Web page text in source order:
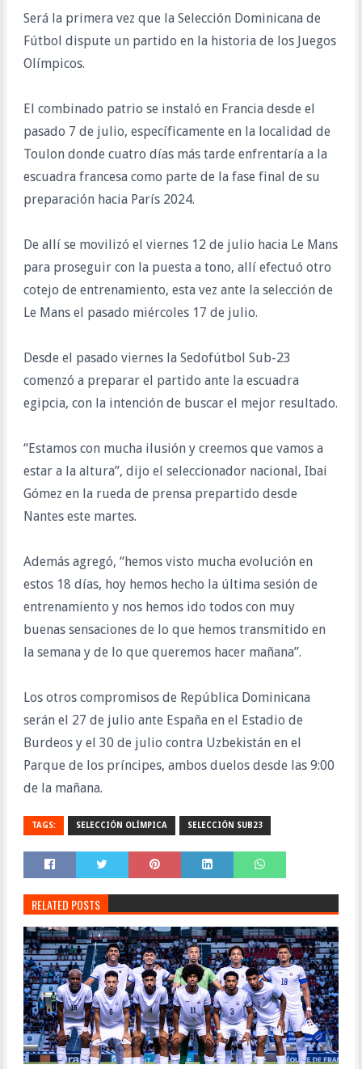
Será la primera vez que la Selección Dominicana de
Fútbol dispute un partido en la historia de los Juegos
Olímpicos.
El combinado patrio se instaló en Francia desde el
pasado 7 de julio, específicamente en la localidad de
Toulon donde cuatro días más tarde enfrentaría a la
escuadra francesa como parte de la fase final de su
preparación hacia París 2024.
De allí se movilizó el viernes 12 de julio hacia Le Mans
para proseguir con la puesta a tono, allí efectuó otro
cotejo de entrenamiento, esta vez ante la selección de
Le Mans el pasado miércoles 17 de julio.
Desde el pasado viernes la Sedofútbol Sub-23
comenzó a preparar el partido ante la escuadra
egipcia, con la intención de buscar el mejor resultado.
“Estamos con mucha ilusión y creemos que vamos a
estar a la altura”, dijo el seleccionador nacional, Ibai
Gómez en la rueda de prensa prepartido desde
Nantes este martes.
Además agregó, “hemos visto mucha evolución en
estos 18 días, hoy hemos hecho la última sesión de
entrenamiento y nos hemos ido todos con muy
buenas sensaciones de lo que hemos transmitido en
la semana y de lo que queremos hacer mañana”.
Los otros compromisos de República Dominicana
serán el 27 de julio ante España en el Estadio de
Burdeos y el 30 de julio contra Uzbekistán en el
Parque de los príncipes, ambos duelos desde las 9:00
de la mañana.
TAGS: SELECCIÓN OLÍMPICA SELECCIÓN SUB23
RELATED POSTS